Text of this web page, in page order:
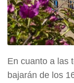
En cuanto a las
bajarán de los